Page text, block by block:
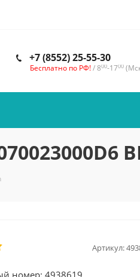
+7 (8552) 25-55-30
Бесплатно по РФ!/ 800-1700
Артикул:
номер: 4938619